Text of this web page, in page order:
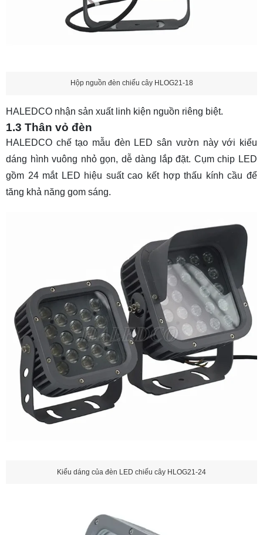
Hộp nguồn đèn chiếu cây HLOG21-18
HALEDCO nhận sản xuất linh kiện nguồn riêng biệt.
1.3 Thân vỏ đèn
HALEDCO chế tạo mẫu đèn LED sân vườn này với kiểu
dáng hình vuông nhỏ gọn, dễ dàng lắp đặt. Cụm chip LED
gồm 24 mắt LED hiệu suất cao kết hợp thấu kính cầu để
tăng khả năng gom sáng.
Kiểu dáng của đèn LED chiếu cây HLOG21-24